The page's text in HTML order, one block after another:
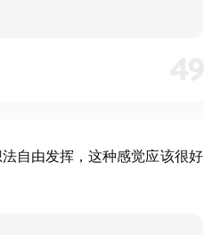
自由发挥，这种感觉应该很好